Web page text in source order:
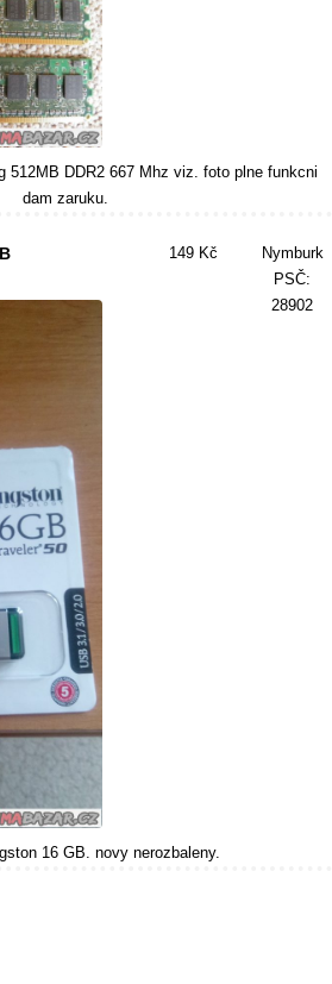
512MB DDR2 667 Mhz viz. foto plne funkcni
dam zaruku.
149 Kč
Nymburk
PSČ:
28902
16 GB. novy nerozbaleny.